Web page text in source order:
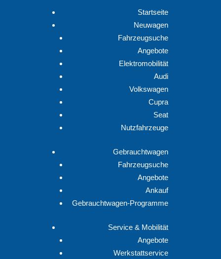
Startseite
Neuwagen
Fahrzeugsuche
Angebote
Elektromobilität
Audi
Volkswagen
Cupra
Seat
Nutzfahrzeuge
Gebrauchtwagen
Fahrzeugsuche
Angebote
Ankauf
Gebrauchtwagen-Programme
Service & Mobilität
Angebote
Werkstattservice